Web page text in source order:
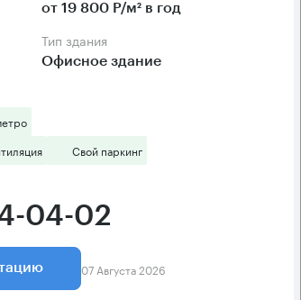
от 19 800 Р/м² в год
Тип здания
Офисное здание
Свой паркинг
04-02
07 Августа 2026